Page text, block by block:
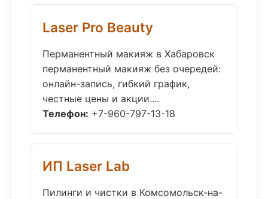
Laser Pro Beauty
Перманентный макияж в Хабаровск
перманентный макияж без очередей:
онлайн-запись, гибкий график,
честные цены и акции....
Телефон: +7-960-797-13-18
ИП Laser Lab
Пилинги и чистки в Комсомольск-на-